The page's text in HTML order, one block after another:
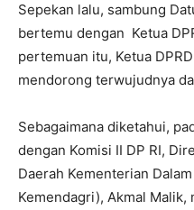
Sepekan lalu, sambung
bertemu dengan Ketua
pertemuan itu, Ketua
mendorong terwujudnya
Sebagaimana diketahui,
dengan Komisi II DP RI,
Daerah Kementerian
Kemendagri), Akmal